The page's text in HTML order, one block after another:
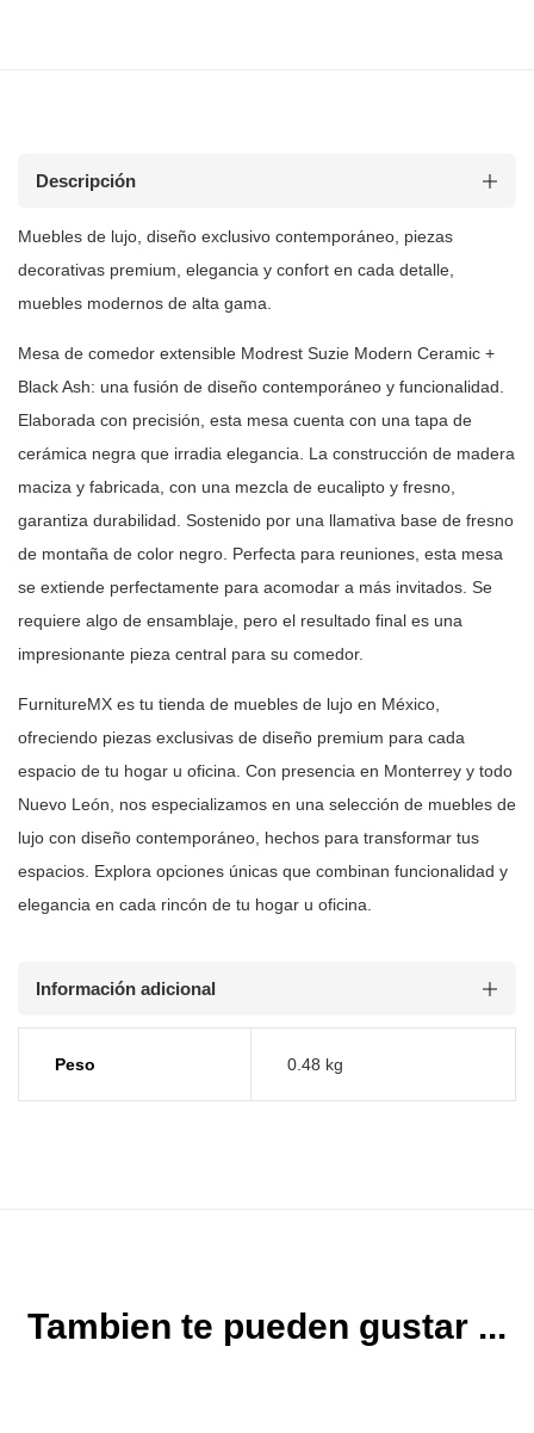
Descripción
Muebles de lujo, diseño exclusivo contemporáneo, piezas
decorativas premium, elegancia y confort en cada detalle,
muebles modernos de alta gama.
Mesa de comedor extensible Modrest Suzie Modern Ceramic +
Black Ash: una fusión de diseño contemporáneo y funcionalidad.
Elaborada con precisión, esta mesa cuenta con una tapa de
cerámica negra que irradia elegancia. La construcción de madera
maciza y fabricada, con una mezcla de eucalipto y fresno,
garantiza durabilidad. Sostenido por una llamativa base de fresno
de montaña de color negro. Perfecta para reuniones, esta mesa
se extiende perfectamente para acomodar a más invitados. Se
requiere algo de ensamblaje, pero el resultado final es una
impresionante pieza central para su comedor.
FurnitureMX es tu tienda de muebles de lujo en México,
ofreciendo piezas exclusivas de diseño premium para cada
espacio de tu hogar u oficina. Con presencia en Monterrey y todo
Nuevo León, nos especializamos en una selección de muebles de
lujo con diseño contemporáneo, hechos para transformar tus
espacios. Explora opciones únicas que combinan funcionalidad y
elegancia en cada rincón de tu hogar u oficina.
Información adicional
Peso 0.48 kg
Tambien te pueden gustar ...